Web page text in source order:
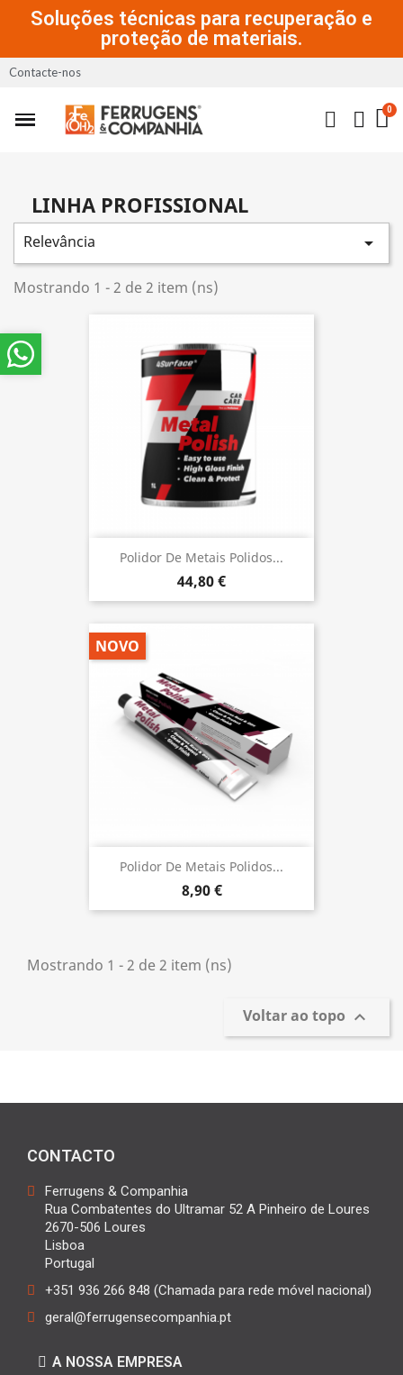
Soluções técnicas para recuperação e
proteção de materiais.
Contacte-nos
LINHA PROFISSIONAL
Relevância 
Mostrando 1 - 2 de 2 item (ns)
Polidor De Metais Polidos...
44,80 €
Polidor De Metais Polidos...
8,90 €
NOVO
Mostrando 1 - 2 de 2 item (ns)
Voltar ao topo 
CONTACTO
Ferrugens & Companhia
Rua Combatentes do Ultramar 52 A Pinheiro de Loures
2670-506 Loures
Lisboa
Portugal
+351 936 266 848 (Chamada para rede móvel nacional)
geral@ferrugensecompanhia.pt
A NOSSA EMPRESA